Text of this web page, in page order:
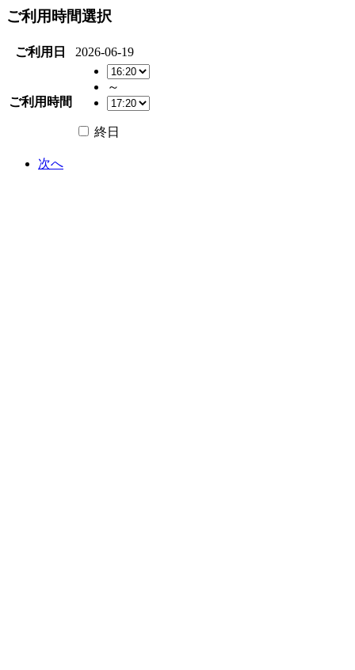
ご利用時間選択
ご利用日 2026-06-19
ご利用時間
～
終日
次へ